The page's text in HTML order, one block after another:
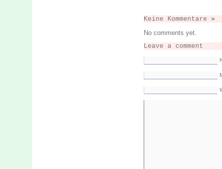
Keine Kommentare »
No comments yet.
Leave a comment